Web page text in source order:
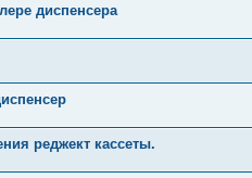
диспенсера
реджект кассеты.